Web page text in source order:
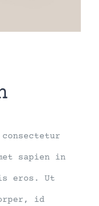
sapien in
eros. Ut
id